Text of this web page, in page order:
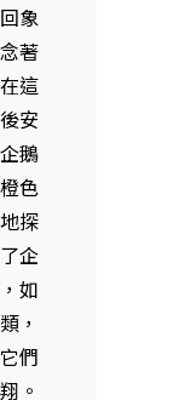
象
著
這
安
鵝
色
探
企
如
，
們
。